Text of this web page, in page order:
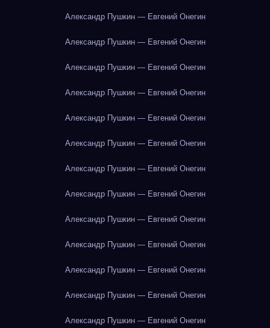
Александр Пушкин — Евгений Онегин
Александр Пушкин — Евгений Онегин
Александр Пушкин — Евгений Онегин
Александр Пушкин — Евгений Онегин
Александр Пушкин — Евгений Онегин
Александр Пушкин — Евгений Онегин
Александр Пушкин — Евгений Онегин
Александр Пушкин — Евгений Онегин
Александр Пушкин — Евгений Онегин
Александр Пушкин — Евгений Онегин
Александр Пушкин — Евгений Онегин
Александр Пушкин — Евгений Онегин
Александр Пушкин — Евгений Онегин